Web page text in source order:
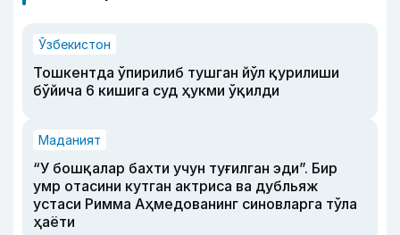
Ўзбекистон
Тошкентда ўпирилиб тушган йўл қурилиши
бўйича 6 кишига суд ҳукми ўқилди
Маданият
“У бошқалар бахти учун туғилган эди”. Бир
умр отасини кутган актриса ва дубльяж
устаси Римма Аҳмедованинг синовларга тўла
ҳаёти